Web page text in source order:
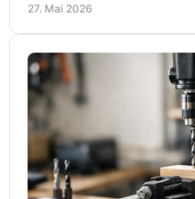
27. Mai 2026